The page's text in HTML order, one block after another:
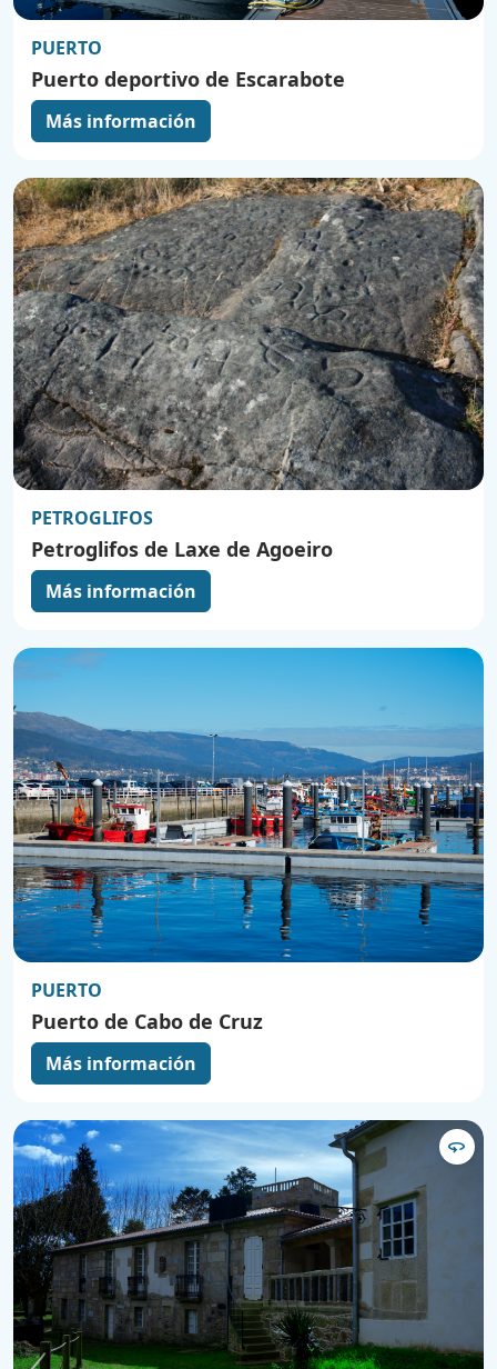
PUERTO
Puerto deportivo de Escarabote
Más información
PETROGLIFOS
Petroglifos de Laxe de Agoeiro
Más información
PUERTO
Puerto de Cabo de Cruz
Más información
360